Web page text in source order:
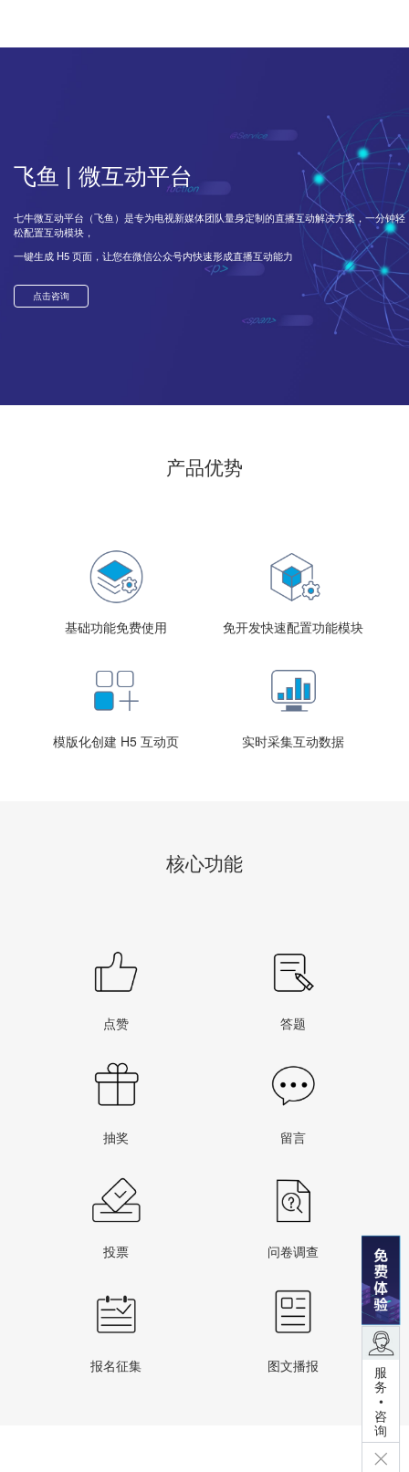
飞鱼 | 微互动平台
七牛微互动平台（飞鱼）是专为电视新媒体团队量身定制的直播互动解决方案，一分钟轻
松配置互动模块，
一键生成 H5 页面，让您在微信公众号内快速形成直播互动能力
点击咨询
产品优势
基础功能免费使用 免开发快速配置功能模块
模版化创建 H5 互动页 实时采集互动数据
核心功能
点赞 答题
抽奖 留言
投票 问卷调查
报名征集 图文播报
服
务
•
咨
询